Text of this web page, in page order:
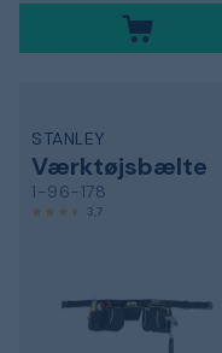
STANLEY
Værktøjsbælte
1-96-178
3,7